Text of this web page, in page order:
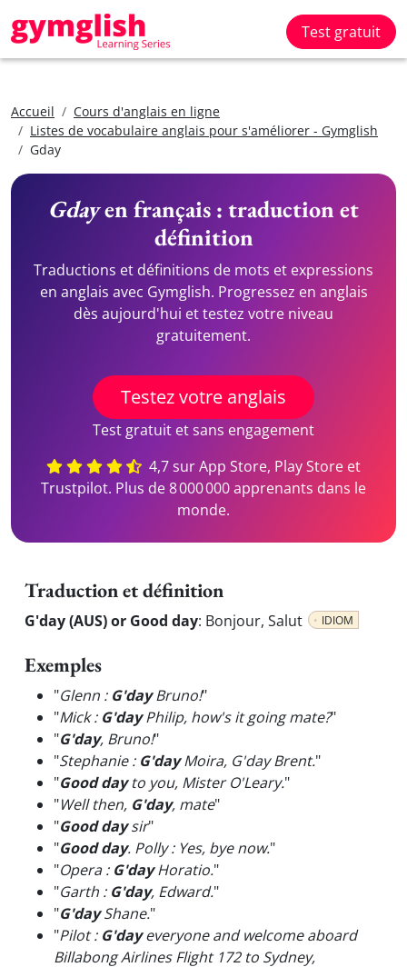
Test gratuit
Accueil
Cours d'anglais en ligne
Listes de vocabulaire anglais pour s'améliorer - Gymglish
Gday
Gdayen français : traduction et
définition
Traductions et définitions de mots et expressions
en anglais avec Gymglish. Progressez en anglais
dès aujourd'hui et testez votre niveau
gratuitement.
Testez votre anglais
Test gratuit et sans engagement
4,7 sur App Store, Play Store et
Trustpilot. Plus de 8 000 000 apprenants dans le
monde.
Traduction et définition
G'day (AUS) or Good day: Bonjour, Salut IDIOM
Exemples
"Glenn : G'dayBruno!"
"Mick : G'dayPhilip, how's it going mate?"
"G'day, Bruno!"
"Stephanie : G'dayMoira, G'day Brent."
"Good dayto you, Mister O'Leary."
"Well then, G'day, mate"
"Good daysir"
"Good day. Polly : Yes, bye now."
"Opera : G'dayHoratio."
"Garth : G'day, Edward."
"G'dayShane."
"Pilot : G'dayeveryone and welcome aboard
Billabong Airlines Flight 172 to Sydney,